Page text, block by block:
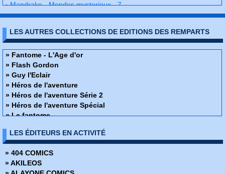
› Mandrake - Mondes mysterieux - 7
› Mandrake - Mondes mysterieux - 8
› Mandrake - Mondes mysterieux - 10
› Mandrake - Mondes mysterieux - 11
› Mandrake - Mondes mysterieux - 12
› Mandrake - Mondes mysterieux - 13
› Mandrake - Mondes mysterieux - 14
› Mandrake - Mondes mysterieux - 15
› Mandrake - Mondes mysterieux - 16
› Mandrake - Mondes mysterieux - 17
› Mandrake - Mondes mysterieux - 18
› Mandrake - Mondes mysterieux - 20
› Mandrake - Mondes mysterieux - 21
› Mandrake - Mondes mysterieux - 22
› Mandrake - Mondes mysterieux - 23
LES AUTRES COLLECTIONS DE EDITIONS DES REMPARTS
» Fantome - L'Age d'or
» Flash Gordon
» Guy l'Eclair
» Héros de l'aventure
» Héros de l'aventure Série 2
» Héros de l'aventure Spécial
» Le fantome
» Les héros du mystère
» Les héros du mystère spécial
» Magnus - An 4000
» Mandrake - L'Age d'or
LES ÉDITEURS EN ACTIVITÉ
» 404 COMICS
» AKILEOS